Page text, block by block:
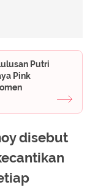
Putri
Pink
disebut